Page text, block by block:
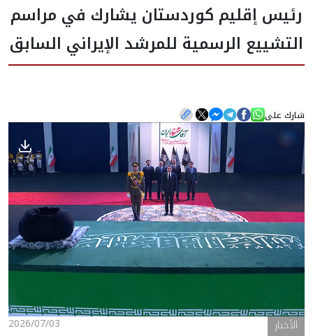
نواب الرئيس
طاقم الرئاسة
المؤسسات
الأخبار
المعرض
رئيس إقليم كوردستان يشارك في مراسم
التشييع الرسمية للمرشد الإيراني السابق
شارك على
2026/07/03 الأخبار